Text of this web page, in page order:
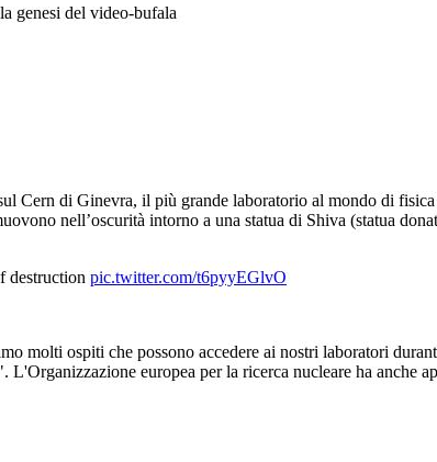
genesi del video-bufala
Cern di Ginevra, il più grande laboratorio al mondo di
nell’oscurità intorno a una statua di Shiva (statua
destruction pic.twitter.com/t6pyyEGlvO
molti ospiti che possono accedere ai nostri laboratori
europea per la ricerca nucleare ha anche